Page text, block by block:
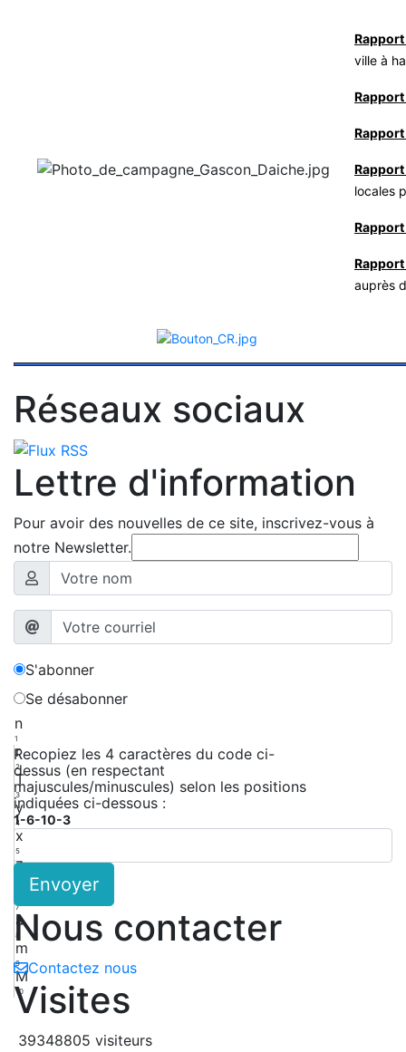
ville à
Rapport
locales
Rapport
auprès
Réseaux sociaux
Lettre d'information
Pour avoir des nouvelles de ce site, inscrivez-vous à
notre Newsletter.
S'abonner
Se désabonner
n
1
r
2
T
3
y
4
x
5
z
7
a
8
m
9
M
10
Recopiez les 4 caractères du code ci-
dessus (en respectant
majuscules/minuscules) selon les positions
indiquées ci-dessous :
1-6-10-3
Envoyer
Nous contacter
Contactez nous
Visites
39348805 visiteurs